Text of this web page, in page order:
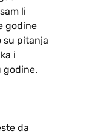
li
godine
su pitanja
i
godine.
da